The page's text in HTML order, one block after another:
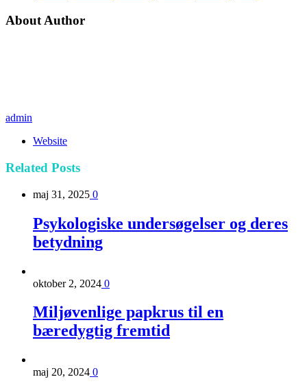
About Author
admin
Website
Related Posts
maj 31, 2025 0
Psykologiske undersøgelser og deres
betydning
oktober 2, 2024 0
Miljøvenlige papkrus til en
bæredygtig fremtid
maj 20, 2024 0